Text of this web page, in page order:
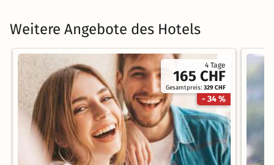
Weitere Angebote des Hotels
4 Tage
165 CHF
Gesamtpreis:329 CHF
- 34 %